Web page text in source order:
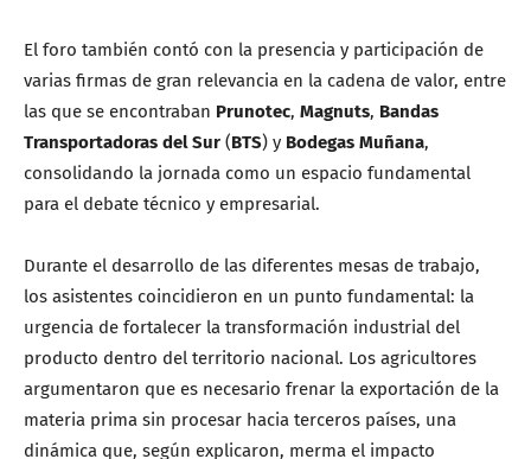
El foro también contó con la presencia y participación de
varias firmas de gran relevancia en la cadena de valor, entre
las que se encontraban Prunotec, Magnuts, Bandas
Transportadoras del Sur (BTS) y Bodegas Muñana,
consolidando la jornada como un espacio fundamental
para el debate técnico y empresarial.
Durante el desarrollo de las diferentes mesas de trabajo,
los asistentes coincidieron en un punto fundamental: la
urgencia de fortalecer la transformación industrial del
producto dentro del territorio nacional. Los agricultores
argumentaron que es necesario frenar la exportación de la
materia prima sin procesar hacia terceros países, una
dinámica que, según explicaron, merma el impacto